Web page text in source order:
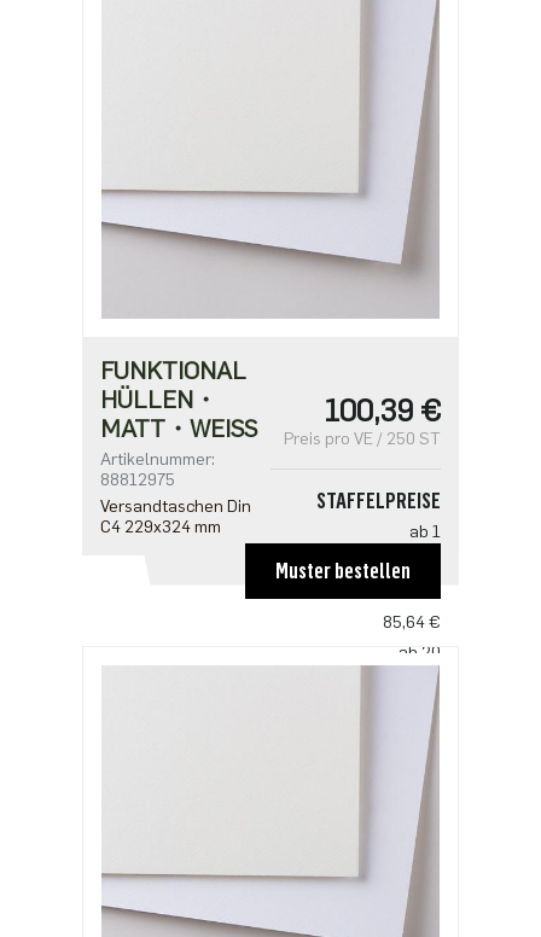
FUNKTIONAL
HÜLLEN・
MATT・WEISS
Artikelnummer:
88812975
Versandtaschen Din
C4 229x324 mm
100,39 €
Preis pro VE / 250 ST
STAFFELPREISE
ab 1
100,39 €
85,64 €
ab 20
73,75 €
Muster bestellen